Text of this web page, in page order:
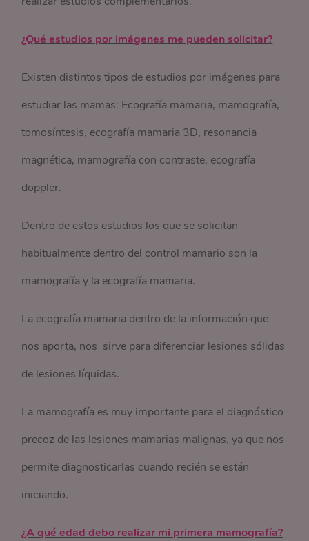
¿Qué estudios por imágenes me pueden solicitar?
Existen distintos tipos de estudios por imágenes para
estudiar las mamas: Ecografía mamaria, mamografía,
tomosíntesis, ecografía mamaria 3D, resonancia
magnética, mamografía con contraste, ecografía
doppler.
Dentro de estos estudios los que se solicitan
habitualmente dentro del control mamario son la
mamografía y la ecografía mamaria.
La ecografía mamaria dentro de la información que
nos aporta, nos sirve para diferenciar lesiones sólidas
de lesiones líquidas.
La mamografía es muy importante para el diagnóstico
precoz de las lesiones mamarias malignas, ya que nos
permite diagnosticarlas cuando recién se están
iniciando.
¿A qué edad debo realizar mi primera mamografía?